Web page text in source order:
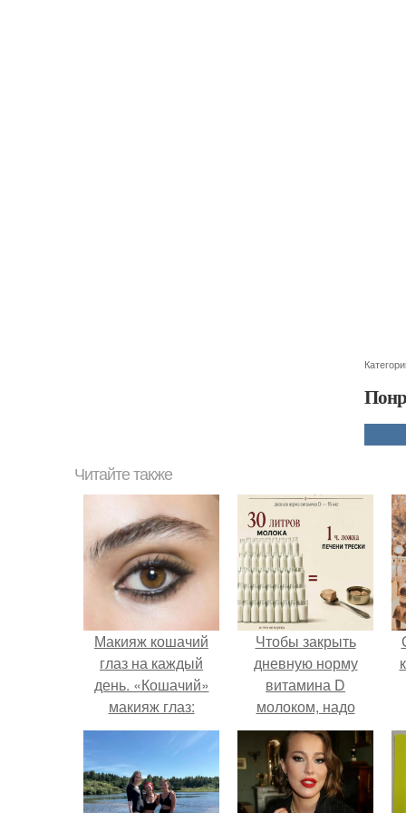
Читайте также
Макияж кошачий
глаз на каждый
день. «Кошачий»
макияж глаз:
разные варианты
Чтобы закрыть
дневную норму
витамина D
молоком, надо
выпить 30 литров
или съесть одну
чайную ложку
печени трески.